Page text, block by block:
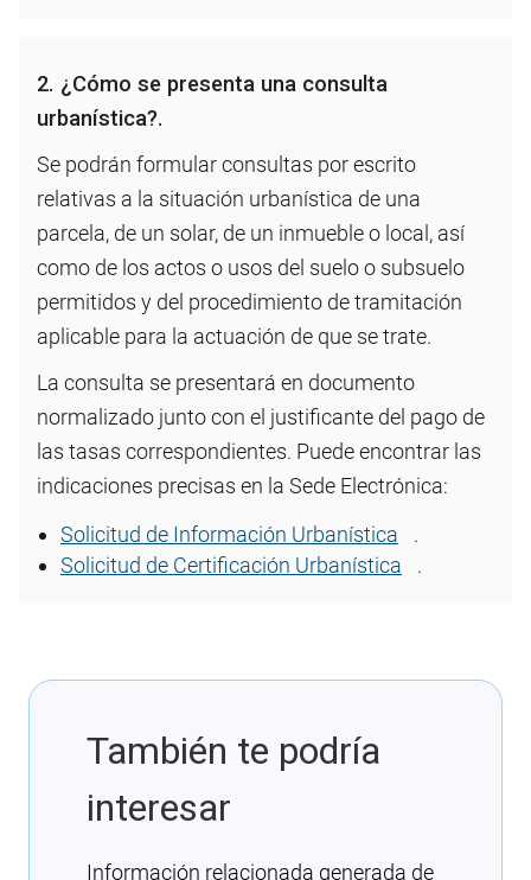
2. ¿Cómo se presenta una consulta
urbanística?.
Se podrán formular consultas por escrito
relativas a la situación urbanística de una
parcela, de un solar, de un inmueble o local, así
como de los actos o usos del suelo o subsuelo
permitidos y del procedimiento de tramitación
aplicable para la actuación de que se trate.
La consulta se presentará en documento
normalizado junto con el justificante del pago de
las tasas correspondientes. Puede encontrar las
indicaciones precisas en la Sede Electrónica:
Solicitud de Información Urbanística
.
Solicitud de Certificación Urbanística
.
También te podría
interesar
Información relacionada generada de